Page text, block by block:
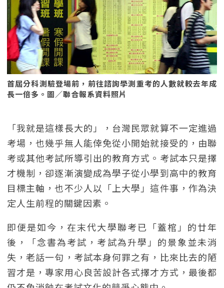
首屆分科測驗登場前，前往諮詢學測重考的人數就較去年成
長一倍多。圖／聯合報系資料照片
「我就是這樣長大的」，台灣民眾就算不一定進過
考場，也幾乎無人能倖免從小開始就接受的，由聯
考或其他考試所導引出的教育方式。考試本只是擇
才機制，卻逐漸演變成為學子從小學到高中的教育
目標主軸，也不少人以「上大學」這件事，作為決
定人生前程的關鍵因素。
即便是如今，在末代大學聯考已「蓋棺」的廿年
後，「念書為考試，考試為升學」的景象並未消
失，老話一句，考試本身何罪之有，比來比去的陋
習才是，專家用心良苦設計各式擇才方式，最後都